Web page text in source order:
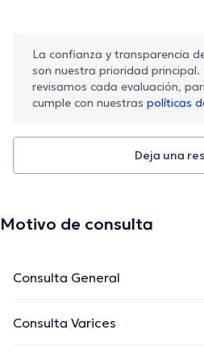
La confianza y transparencia
son nuestra prioridad principal.
revisamos cada evaluación,
cumple con nuestras políticas
Deja una
Motivo de consulta
Consulta General
Consulta Varices